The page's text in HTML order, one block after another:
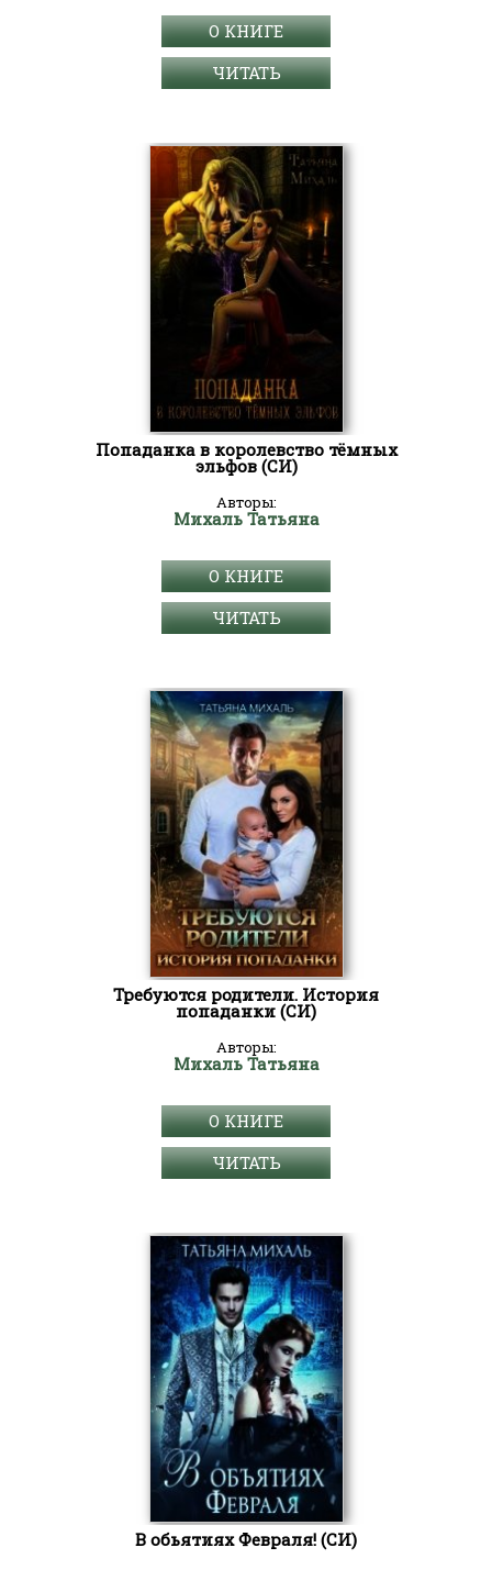
О КНИГЕ
ЧИТАТЬ
Попаданка в королевство тёмных
эльфов (СИ)
Авторы:
Михаль Татьяна
О КНИГЕ
ЧИТАТЬ
Требуются родители. История
попаданки (СИ)
Авторы:
Михаль Татьяна
О КНИГЕ
ЧИТАТЬ
В обьятиях Февраля! (СИ)